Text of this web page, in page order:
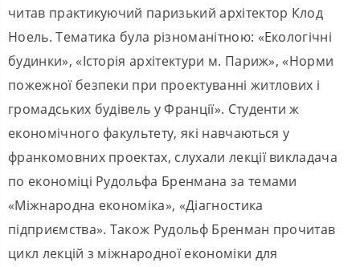
читав практикуючий паризький архітектор Клод
Ноель. Тематика була різноманітною: «Екологічні
будинки», «Історія архітектури м. Париж», «Норми
пожежної безпеки при проектуванні житлових і
громадських будівель у Франції». Студенти ж
економічного факультету, які навчаються у
франкомовних проектах, слухали лекції викладача
по економіці Рудольфа Бренмана за темами
«Міжнародна економіка», «Діагностика
підприємства». Також Рудольф Бренман прочитав
цикл лекцій з міжнародної економіки для